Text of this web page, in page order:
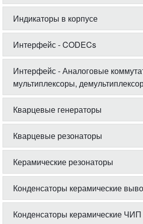
Индикаторы в корпусе
Интерфейс - CODECs
Интерфейс - Аналоговые
мультиплексоры,
Кварцевые генераторы
Кварцевые резонаторы
Керамические резонаторы
Конденсаторы керамические
Конденсаторы керамические ЧИП